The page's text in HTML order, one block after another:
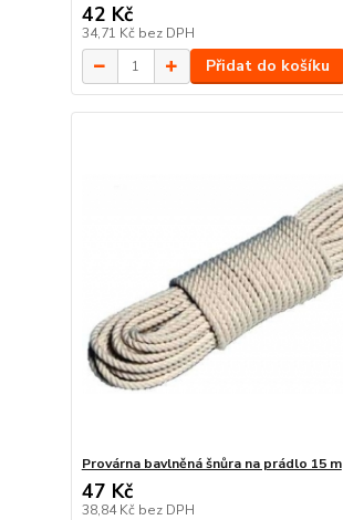
42 Kč
34,71 Kč bez DPH
Přidat do košíku
Provárna bavlněná šnůra na prádlo 15 m
47 Kč
38,84 Kč bez DPH